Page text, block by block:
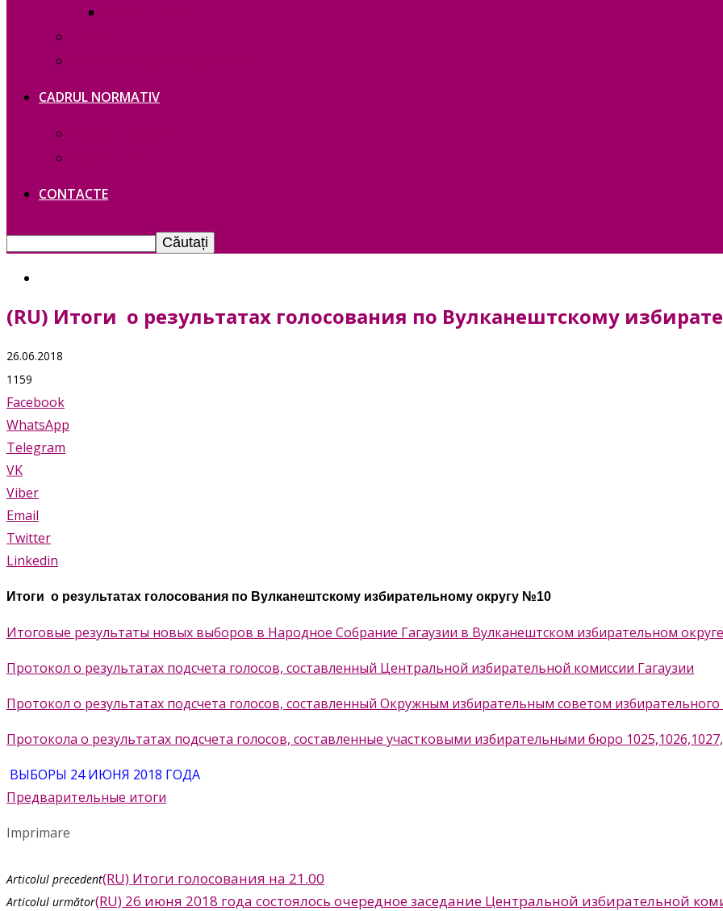
CADRUL NORMATIV
CONTACTE
(RU) Итоги о результатах голосования по Вулканештскому
26.06.2018
1159
Facebook
WhatsApp
Telegram
VK
Viber
Email
Twitter
Linkedin
Итоги о результатах голосования по Вулканештскому избирательному округу №10
Итоговые результаты новых выборов в Народное Собрание Гагаузии в Вулканештском избирательном
Протокол о результатах подсчета голосов, составленный Центральной избирательной комиссии Гагаузии
Протокол о результатах подсчета голосов, составленный Окружным избирательным советом
Протокола о результатах подсчета голосов, составленные участковыми избирательными бюро
ВЫБОРЫ 24 ИЮНЯ 2018 ГОДА
Предварительные итоги
Imprimare
Articolul precedent(RU) Итоги голосования на 21.00
Articolul următor(RU) 26 июня 2018 года состоялось очередное заседание Центральной избирательной